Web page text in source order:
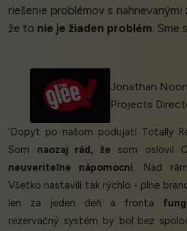
riešenie problémov s nahnevanými
že to nie je žiaden problém. Sme
Jonathan
Projects
‘Dopyt po našom podujatí Totally
Som naozaj rád, že som oslovil
neuveriteľne nápomocní. Nad
Všetko nastavili tak rýchlo - plne
len za jeden deň a fronta
rezervačný systém by bol bez